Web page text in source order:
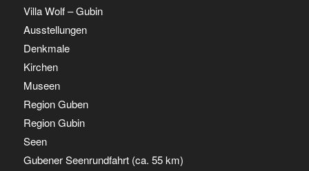
Villa Wolf – Gubin
Ausstellungen
Denkmale
Kirchen
Museen
Region Guben
Region Gubin
Seen
Gubener Seenrundfahrt (ca. 55 km)